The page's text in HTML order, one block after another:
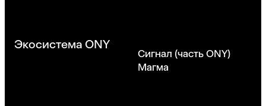
Экосистема ONY
Сигнал (часть ONY)
Магма